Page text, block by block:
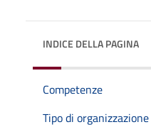
INDICE DELLA PAGINA
Competenze
Tipo di organizzazione